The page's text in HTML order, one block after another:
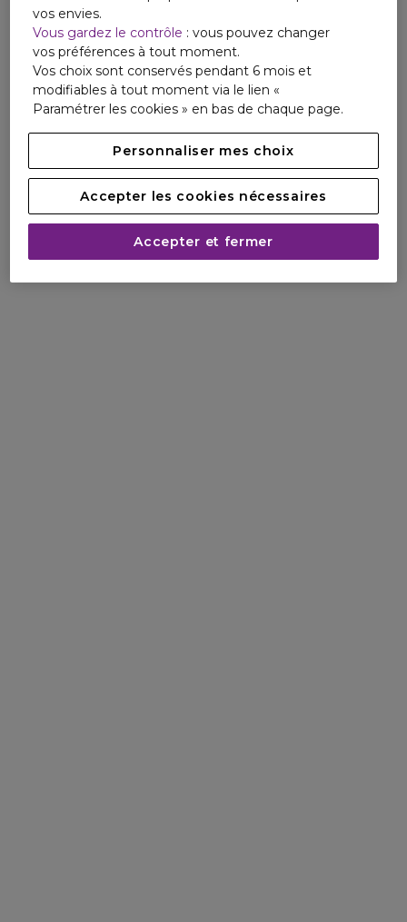
vos envies.
Vous gardez le contrôle : vous pouvez changer
vos préférences à tout moment.
Vos choix sont conservés pendant 6 mois et
modifiables à tout moment via le lien «
Paramétrer les cookies » en bas de chaque page.
Personnaliser mes choix
Accepter les cookies nécessaires
Accepter et fermer